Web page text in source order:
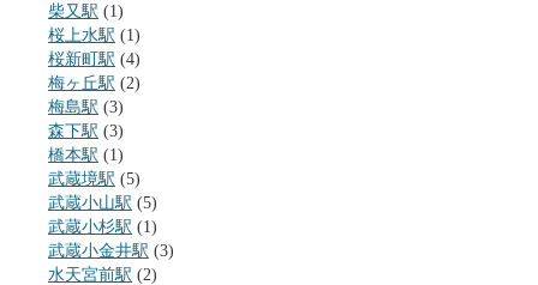
柴又駅 (1)
桜上水駅 (1)
桜新町駅 (4)
梅ヶ丘駅 (2)
梅島駅 (3)
森下駅 (3)
橋本駅 (1)
武蔵境駅 (5)
武蔵小山駅 (5)
武蔵小杉駅 (1)
武蔵小金井駅 (3)
水天宮前駅 (2)